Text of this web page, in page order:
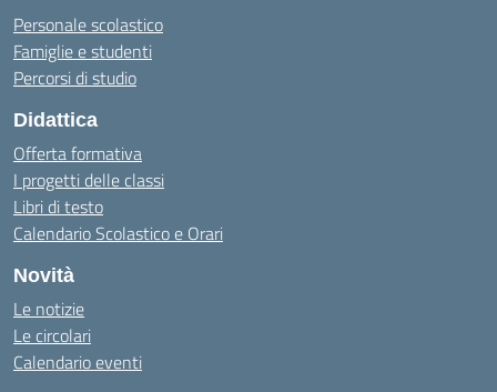
Personale scolastico
Famiglie e studenti
Percorsi di studio
Didattica
Offerta formativa
I progetti delle classi
Libri di testo
Calendario Scolastico e Orari
Novità
Le notizie
Le circolari
Calendario eventi